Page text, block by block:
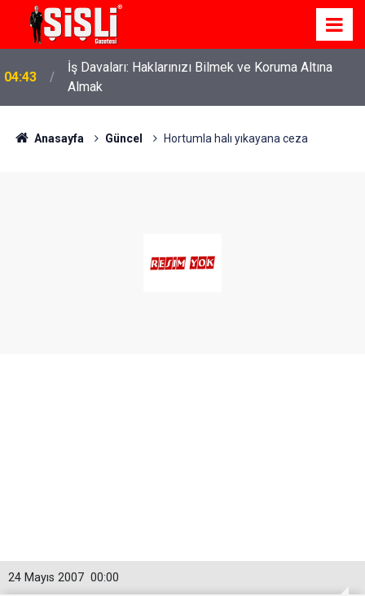
04:43
İş Davaları: Haklarınızı Bilmek ve Koruma Altına
Almak
Anasayfa Güncel Hortumla halı yıkayana ceza
00:00
24 Mayıs 2007